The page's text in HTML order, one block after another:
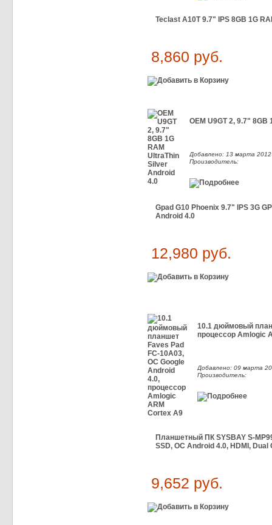
Teclast A10T 9.7" IPS 8GB 1G
8,860 руб.
OEM U9GT 2, 9.7"
Добавлено: 13 марта 2012
Производитель:
Gpad G10 Phoenix 9.7" IPS 3G
Android 4.0
12,980 руб.
10.1 дюймовый
процессор Amlogic
Добавлено: 09 марта
Производитель:
Планшетный ПК SYSBAY S-
SSD, ОС Android 4.0, HDMI,
9,652 руб.